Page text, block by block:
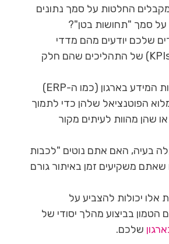
החלטות על סמך נתונים
על סמך "תחושות בטן"?
שלכם יודעים מהם מדדי
ההצלחה (KPIs) של התהליכים שהם חלק
האם מערכות המידע בארגון (כמו ה-ERP)
הפוטנציאל שלהן כדי לתמוך
שהן מהוות לעיתים מקור
בעיה, האם אתם נוטים "לכבות
שאתם משקיעים זמן באיתור גורם
אלו יכולות להצביע על
הטמון בביצוע מהלך יסודי של
שלכם.